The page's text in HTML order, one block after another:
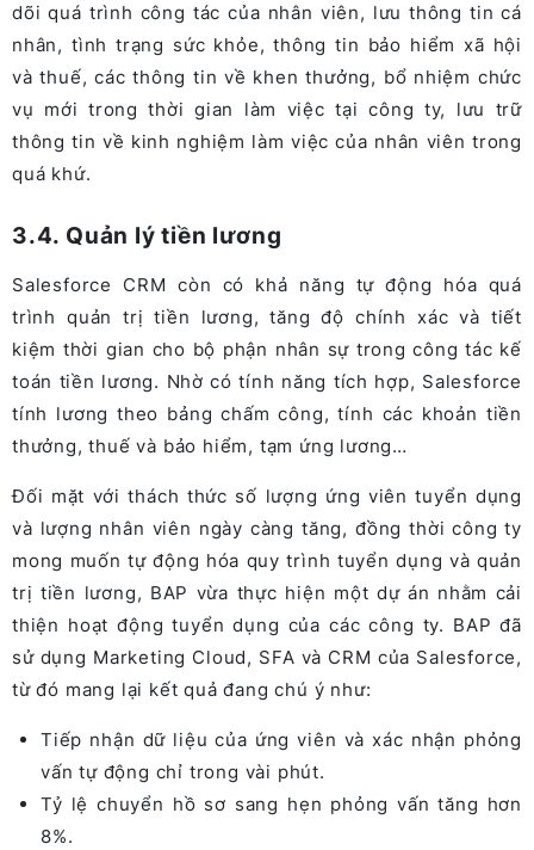
dõi quá trình công tác của nhân viên, lưu thông tin cá
nhân, tình trạng sức khỏe, thông tin bảo hiểm xã hội
và thuế, các thông tin về khen thưởng, bổ nhiệm chức
vụ mới trong thời gian làm việc tại công ty, lưu trữ
thông tin về kinh nghiệm làm việc của nhân viên trong
quá khứ.
3.4. Quản lý tiền lương
Salesforce CRM còn có khả năng tự động hóa quá
trình quản trị tiền lương, tăng độ chính xác và tiết
kiệm thời gian cho bộ phận nhân sự trong công tác kế
toán tiền lương. Nhờ có tính năng tích hợp, Salesforce
tính lương theo bảng chấm công, tính các khoản tiền
thưởng, thuế và bảo hiểm, tạm ứng lương…
Đối mặt với thách thức số lượng ứng viên tuyển dụng
và lượng nhân viên ngày càng tăng, đồng thời công ty
mong muốn tự động hóa quy trình tuyển dụng và quản
trị tiền lương, BAP vừa thực hiện một dự án nhằm cải
thiện hoạt động tuyển dụng của các công ty. BAP đã
sử dụng Marketing Cloud, SFA và CRM của Salesforce,
từ đó mang lại kết quả đang chú ý như:
Tiếp nhận dữ liệu của ứng viên và xác nhận phỏng
vấn tự động chỉ trong vài phút.
Tỷ lệ chuyển hồ sơ sang hẹn phỏng vấn tăng hơn
8%.